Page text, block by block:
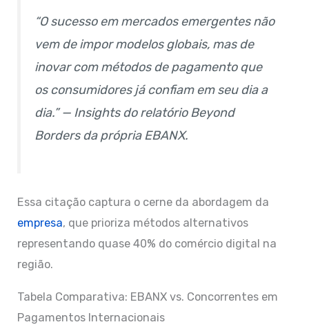
“O sucesso em mercados emergentes não
vem de impor modelos globais, mas de
inovar com métodos de pagamento que
os consumidores já confiam em seu dia a
dia.” — Insights do relatório Beyond
Borders da própria EBANX.
Essa citação captura o cerne da abordagem da
empresa, que prioriza métodos alternativos
representando quase 40% do comércio digital na
região.
Tabela Comparativa: EBANX vs. Concorrentes em
Pagamentos Internacionais